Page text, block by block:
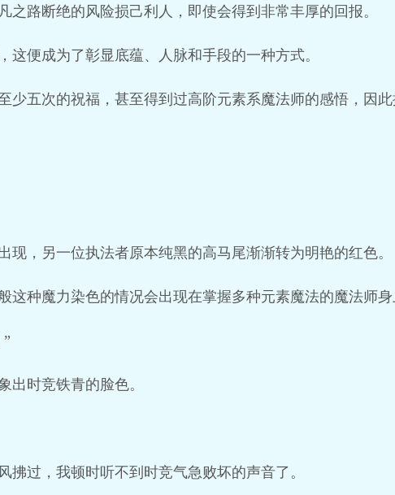
之路断绝的风险损己利人，即使会得到非常丰厚的回报。
这便成为了彰显底蕴、人脉和手段的一种方式。
少五次的祝福，甚至得到过高阶元素系魔法师的感悟，因
现，另一位执法者原本纯黑的高马尾渐渐转为明艳的红色。
这种魔力染色的情况会出现在掌握多种元素魔法的魔法师身
出时竞铁青的脸色。
拂过，我顿时听不到时竞气急败坏的声音了。